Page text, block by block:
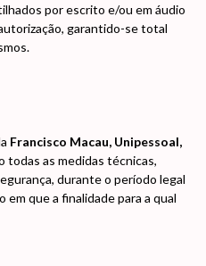
por escrito e/ou em áudio
garantido-se total
Francisco Macau, Unipessoal,
todas as medidas técnicas,
durante o período legal
que a finalidade para a qual